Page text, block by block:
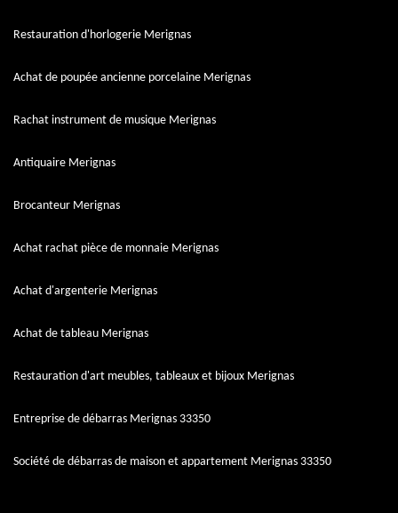
Restauration d'horlogerie Merignas
Achat de poupée ancienne porcelaine Merignas
Rachat instrument de musique Merignas
Antiquaire Merignas
Brocanteur Merignas
Achat rachat pièce de monnaie Merignas
Achat d'argenterie Merignas
Achat de tableau Merignas
Restauration d'art meubles, tableaux et bijoux Merignas
Entreprise de débarras Merignas 33350
Société de débarras de maison et appartement Merignas 33350